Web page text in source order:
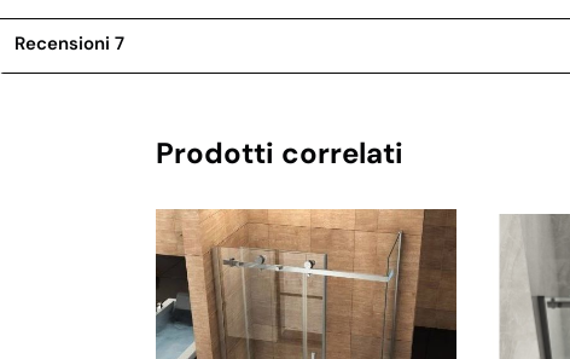
Recensioni 7
Prodotti correlati